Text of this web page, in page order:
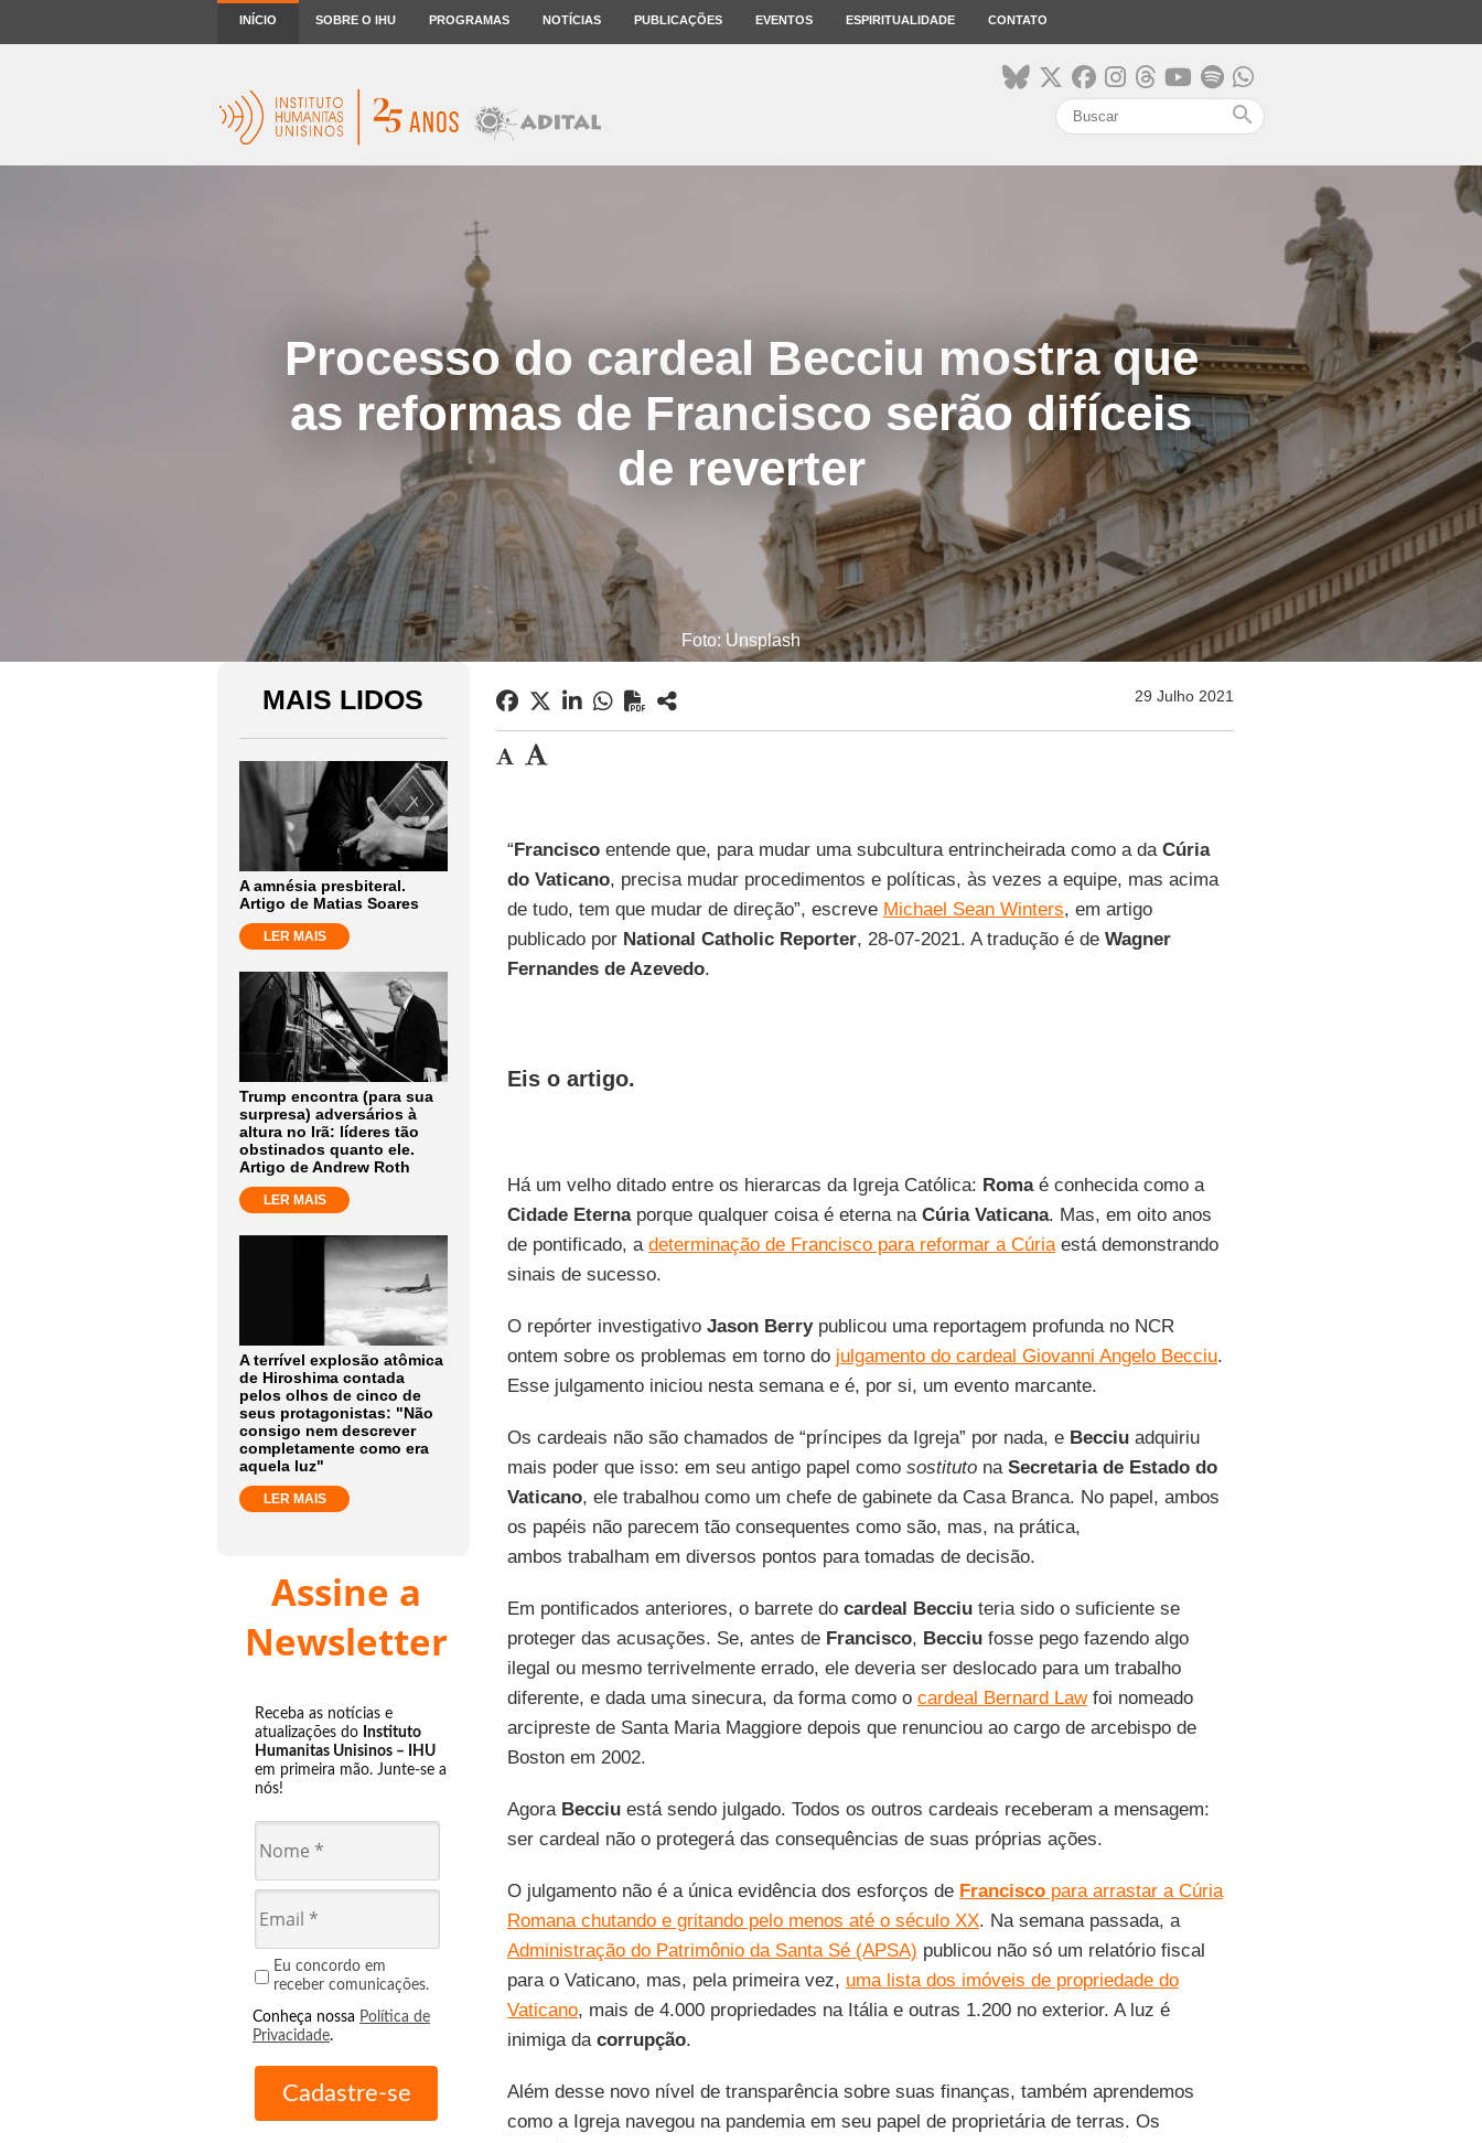
INÍCIO SOBRE O IHU PROGRAMAS NOTÍCIAS PUBLICAÇÕES EVENTOS ESPIRITUALIDADE CONTATO
search
Processo do cardeal Becciu mostra que
as reformas de Francisco serão difíceis
de reverter
Foto: Unsplash
MAIS LIDOS
A amnésia presbiteral.
Artigo de Matias Soares
LER MAIS
Trump encontra (para sua
surpresa) adversários à
altura no Irã: líderes tão
obstinados quanto ele.
Artigo de Andrew Roth
LER MAIS
A terrível explosão atômica
de Hiroshima contada
pelos olhos de cinco de
seus protagonistas: "Não
consigo nem descrever
completamente como era
aquela luz"
LER MAIS
Assine a
Newsletter
Receba as notícias e
atualizações do Instituto
Humanitas Unisinos – IHU
em primeira mão. Junte-se a
nós!
Eu concordo em
receber comunicações.
Conheça nossa Política de
Privacidade.
29 Julho 2021
“Franciscoentende que, para mudar uma subcultura entrincheirada como a da Cúria
do Vaticano, precisa mudar procedimentos e políticas, às vezes a equipe, mas acima
de tudo, tem que mudar de direção”, escreve Michael Sean Winters, em artigo
publicado por National Catholic Reporter, 28-07-2021. A tradução é de Wagner
Fernandes de Azevedo.
Eis o artigo.
Há um velho ditado entre os hierarcas da Igreja Católica: Romaé conhecida como a
Cidade Eternaporque qualquer coisa é eterna na Cúria Vaticana. Mas, em oito anos
de pontificado, a determinação de Francisco para reformar a Cúriaestá demonstrando
sinais de sucesso.
O repórter investigativo Jason Berrypublicou uma reportagem profunda no NCR
ontem sobre os problemas em torno do julgamento do cardeal Giovanni Angelo Becciu.
Esse julgamento iniciou nesta semana e é, por si, um evento marcante.
Os cardeais não são chamados de “príncipes da Igreja” por nada, e Becciuadquiriu
mais poder que isso: em seu antigo papel como sostitutona Secretaria de Estado do
Vaticano, ele trabalhou como um chefe de gabinete da Casa Branca. No papel, ambos
os papéis não parecem tão consequentes como são, mas, na prática,
ambos trabalham em diversos pontos para tomadas de decisão.
Em pontificados anteriores, o barrete do cardeal Becciuteria sido o suficiente se
proteger das acusações. Se, antes de Francisco, Becciufosse pego fazendo algo
ilegal ou mesmo terrivelmente errado, ele deveria ser deslocado para um trabalho
diferente, e dada uma sinecura, da forma como o cardeal Bernard Lawfoi nomeado
arcipreste de Santa Maria Maggiore depois que renunciou ao cargo de arcebispo de
Boston em 2002.
Agora Becciuestá sendo julgado. Todos os outros cardeais receberam a mensagem:
ser cardeal não o protegerá das consequências de suas próprias ações.
O julgamento não é a única evidência dos esforços de Franciscopara arrastar a Cúria
Romana chutando e gritando pelo menos até o século XX. Na semana passada, a
Administração do Patrimônio da Santa Sé (APSA) publicou não só um relatório fiscal
para o Vaticano, mas, pela primeira vez, uma lista dos imóveis de propriedade do
Vaticano, mais de 4.000 propriedades na Itália e outras 1.200 no exterior. A luz é
inimiga da corrupção.
Além desse novo nível de transparência sobre suas finanças, também aprendemos
como a Igreja navegou na pandemia em seu papel de proprietária de terras. Os